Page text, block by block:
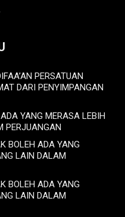
PERSATUAN
DARI PENYIMPANGAN
YANG MERASA LEBIH
PERJUANGAN
BOLEH ADA YANG
LAIN DALAM
BOLEH ADA YANG
LAIN DALAM